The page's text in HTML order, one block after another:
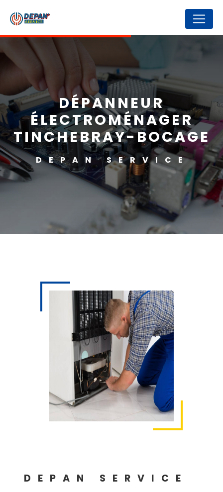
DÉPANNEUR
ÉLECTROMÉNAGER
TINCHEBRAY-BOCAGE
DEPAN SERVICE
DEPAN SERVICE